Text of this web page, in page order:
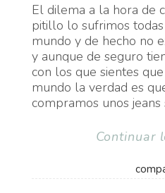
El dilema a la hora de
pitillo lo sufrimos
mundo y de hecho no
y aunque de seguro
con los que sientes
mundo la verdad es
compramos unos jeans
Continuar